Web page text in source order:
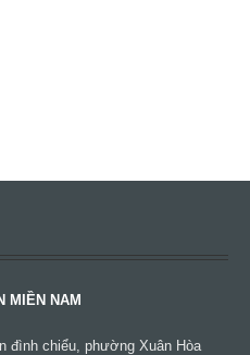
MIỀN NAM
đình chiểu, phường Xuân Hòa